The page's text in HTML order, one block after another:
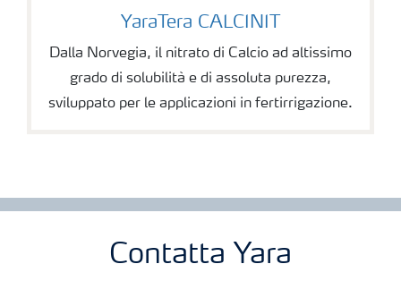
YaraTera CALCINIT
Dalla Norvegia, il nitrato di Calcio ad altissimo
grado di solubilità e di assoluta purezza,
sviluppato per le applicazioni in fertirrigazione.
Contatta Yara